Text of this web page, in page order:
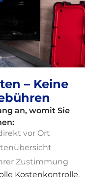
– Keine
an, womit Sie
vor Ort
Zustimmung
Kostenkontrolle.